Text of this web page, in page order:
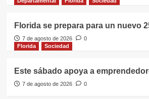
Florida se prepara para un nuevo
7 de agosto de 2026
0
Florida
Sociedad
Este sábado apoya a
7 de agosto de 2026 0